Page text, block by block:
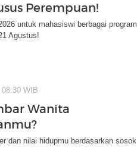
Perempuan!
untuk mahasiswi berbagai program
Agustus!
WIB
Wanita
dan nilai hidupmu berdasarkan sosok